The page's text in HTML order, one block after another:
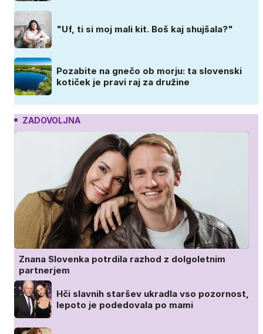
"Uf, ti si moj mali kit. Boš kaj shujšala?"
Pozabite na gnečo ob morju: ta slovenski
kotiček je pravi raj za družine
ZADOVOLJNA
Znana Slovenka potrdila razhod z dolgoletnim
partnerjem
Hči slavnih staršev ukradla vso pozornost,
lepoto je podedovala po mami